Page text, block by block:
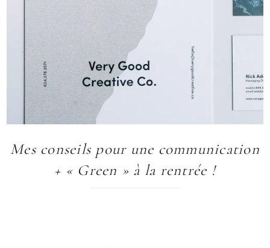
Mes conseils pour une communication
+ « Green » à la rentrée !